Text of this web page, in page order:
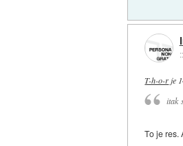
::
T-h-o-r je
itak
To je res.